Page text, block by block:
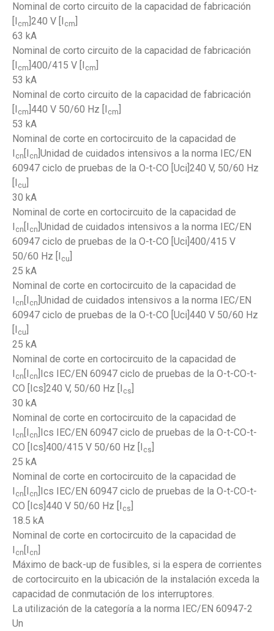
Nominal de corto circuito de la capacidad de fabricación
[I cm ]240 V [I cm
63 kA
Nominal de corto circuito de la capacidad de fabricación
[I cm ]400/415 V [I cm
53 kA
Nominal de corto circuito de la capacidad de fabricación
[I cm ]440 V 50/60 Hz [I cm
53 kA
Nominal de corte en cortocircuito de la capacidad de
I cn [I cn ]Unidad de cuidados intensivos a la norma IEC/EN
60947 ciclo de pruebas de la O-t-CO [Uci]240 V, 50/60 Hz
[I cu
30 kA
Nominal de corte en cortocircuito de la capacidad de
I cn [I cn ]Unidad de cuidados intensivos a la norma IEC/EN
60947 ciclo de pruebas de la O-t-CO [Uci]400/415 V
50/60 Hz [I cu
25 kA
Nominal de corte en cortocircuito de la capacidad de
I cn [I cn ]Unidad de cuidados intensivos a la norma IEC/EN
60947 ciclo de pruebas de la O-t-CO [Uci]440 V 50/60 Hz
[I cu
25 kA
Nominal de corte en cortocircuito de la capacidad de
I cn [I cn ]Ics IEC/EN 60947 ciclo de pruebas de la O-t-CO-t-
CO [Ics]240 V, 50/60 Hz [I cs
30 kA
Nominal de corte en cortocircuito de la capacidad de
I cn [I cn ]Ics IEC/EN 60947 ciclo de pruebas de la O-t-CO-t-
CO [Ics]400/415 V 50/60 Hz [I cs
25 kA
Nominal de corte en cortocircuito de la capacidad de
I cn [I cn ]Ics IEC/EN 60947 ciclo de pruebas de la O-t-CO-t-
CO [Ics]440 V 50/60 Hz [I cs
18.5 kA
Nominal de corte en cortocircuito de la capacidad de
I cn [I cn
Máximo de back-up de fusibles, si la espera de corrientes
de cortocircuito en la ubicación de la instalación exceda la
capacidad de conmutación de los interruptores.
La utilización de la categoría a la norma IEC/EN 60947-2
Un